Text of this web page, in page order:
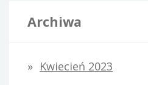
Archiwa
Kwiecień 2023